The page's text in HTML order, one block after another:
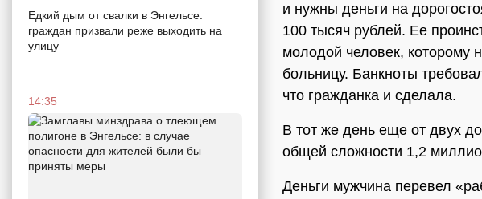
Едкий дым от свалки в Энгельсе:
граждан призвали реже выходить на
улицу
14:35
и нужны деньги на
100 тысяч рублей. Ее
молодой человек, которому
больницу. Банкноты
что гражданка и сделала.
В тот же день еще от двух
общей сложности 1,2
Деньги мужчина перевел